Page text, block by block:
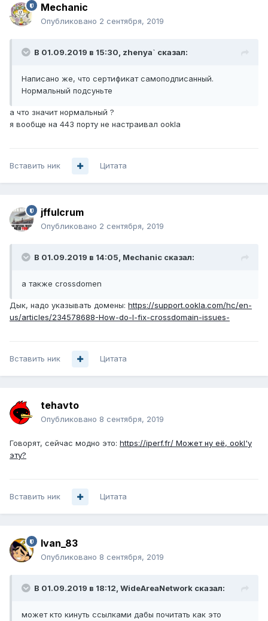
Mechanic
Опубликовано 2 сентября, 2019
В 01.09.2019 в 15:30, zhenya` сказал:
Написано же, что сертификат самоподписанный.
Нормальный подсуньте
а что значит нормальный ?
я вообще на 443 порту не настраивал ookla
Вставить ник Цитата
jffulcrum
Опубликовано 2 сентября, 2019
В 01.09.2019 в 14:05, Mechanic сказал:
а также crossdomen
Дык, надо указывать домены: https://support.ookla.com/hc/en-
us/articles/234578688-How-do-I-fix-crossdomain-issues-
Вставить ник Цитата
tehavto
Опубликовано 8 сентября, 2019
Говорят, сейчас модно это: https://iperf.fr/ Может ну её, ookl'у
эту?
Вставить ник Цитата
Ivan_83
Опубликовано 8 сентября, 2019
В 01.09.2019 в 18:12, WideAreaNetwork сказал:
может кто кинуть ссылками дабы почитать как это